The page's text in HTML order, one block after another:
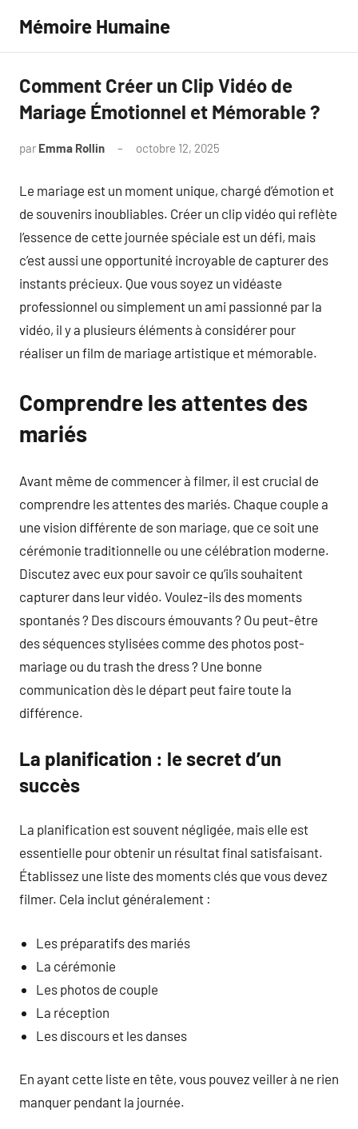
contenu
Mémoire Humaine
Comment Créer un Clip Vidéo de
Mariage Émotionnel et Mémorable ?
par Emma Rollin octobre 12, 2025
Le mariage est un moment unique, chargé d’émotion et
de souvenirs inoubliables. Créer un clip vidéo qui reflète
l’essence de cette journée spéciale est un défi, mais
c’est aussi une opportunité incroyable de capturer des
instants précieux. Que vous soyez un vidéaste
professionnel ou simplement un ami passionné par la
vidéo, il y a plusieurs éléments à considérer pour
réaliser un film de mariage artistique et mémorable.
Comprendre les attentes des
mariés
Avant même de commencer à filmer, il est crucial de
comprendre les attentes des mariés. Chaque couple a
une vision différente de son mariage, que ce soit une
cérémonie traditionnelle ou une célébration moderne.
Discutez avec eux pour savoir ce qu’ils souhaitent
capturer dans leur vidéo. Voulez-ils des moments
spontanés ? Des discours émouvants ? Ou peut-être
des séquences stylisées comme des photos post-
mariage ou du trash the dress ? Une bonne
communication dès le départ peut faire toute la
différence.
La planification : le secret d’un
succès
La planification est souvent négligée, mais elle est
essentielle pour obtenir un résultat final satisfaisant.
Établissez une liste des moments clés que vous devez
filmer. Cela inclut généralement :
Les préparatifs des mariés
La cérémonie
Les photos de couple
La réception
Les discours et les danses
En ayant cette liste en tête, vous pouvez veiller à ne rien
manquer pendant la journée.